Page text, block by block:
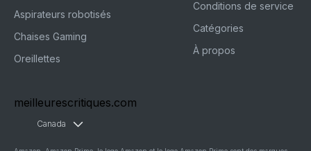
Aspirateurs robotisés
Chaises Gaming
Oreillettes
Conditions de service
Catégories
À propos
meilleurescritiques.com
Canada